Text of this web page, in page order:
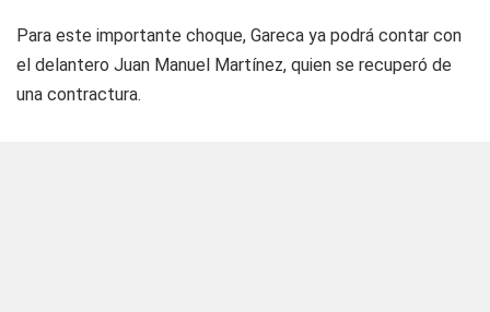
Para este importante choque, Gareca ya podrá contar con
el delantero Juan Manuel Martínez, quien se recuperó de
una contractura.